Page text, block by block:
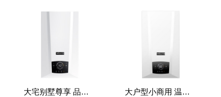
大宅别墅尊享 品鉴非凡人 大户型小商用 温暖可靠之选